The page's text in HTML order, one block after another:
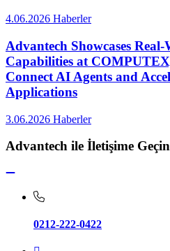
4.06.2026 Haberler
Advantech Showcases
Capabilities at
Connect AI Agents and
Applications
3.06.2026 Haberler
Advantech ile İletişime Geçin
0212-222-0422